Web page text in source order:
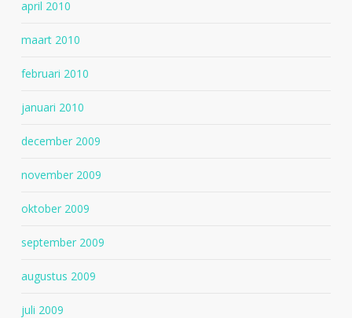
april 2010
maart 2010
februari 2010
januari 2010
december 2009
november 2009
oktober 2009
september 2009
augustus 2009
juli 2009